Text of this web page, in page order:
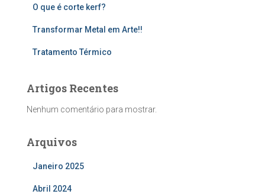
O que é corte kerf?
Transformar Metal em Arte!!
Tratamento Térmico
Artigos Recentes
Nenhum comentário para mostrar.
Arquivos
Janeiro 2025
Abril 2024